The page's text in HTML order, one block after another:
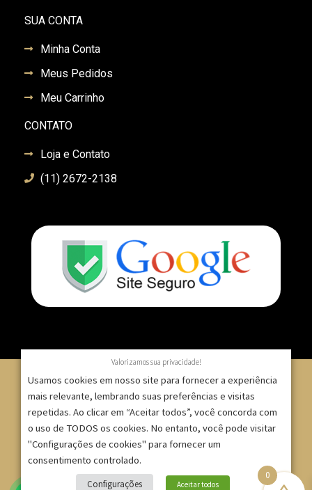
SUA CONTA
Minha Conta
Meus Pedidos
Meu Carrinho
CONTATO
Loja e Contato
(11) 2672-2138
© 2007 – 2025 – ImpressionModaFesta | Rua Serra de
Japi, 1332 – Tatuapé – São Paulo/SP – CNPJ:
09.271.257/0001-52 |
Site criado por Bruno Gontijo
0
Valorizamos sua privacidade!
Usamos cookies em nosso site para fornecer a experiência
mais relevante, lembrando suas preferências e visitas
repetidas. Ao clicar em “Aceitar todos”, você concorda com
o uso de TODOS os cookies. No entanto, você pode visitar
"Configurações de cookies" para fornecer um
consentimento controlado.
Configurações Aceitar todos